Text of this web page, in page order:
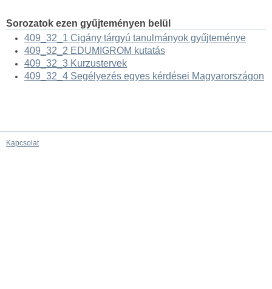
Sorozatok ezen gyűjteményen belül
409_32_1 Cigány tárgyú tanulmányok gyűjteménye
409_32_2 EDUMIGROM kutatás
409_32_3 Kurzustervek
409_32_4 Segélyezés egyes kérdései Magyarországon
Kapcsolat